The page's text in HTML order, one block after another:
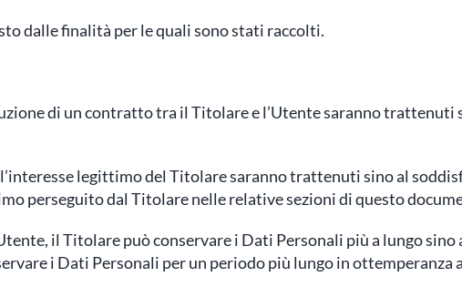
dalle finalità per le quali sono stati raccolti.
di un contratto tra il Titolare e l’Utente saranno trattenuti
legittimo del Titolare saranno trattenuti sino al
perseguito dal Titolare nelle relative sezioni di questo
il Titolare può conservare i Dati Personali più a lungo sino
i Dati Personali per un periodo più lungo in ottemperanza